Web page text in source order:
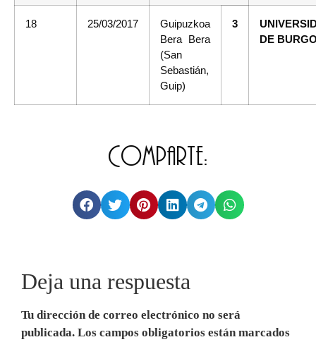
18 25/03/2017
Guipuzkoa
Bera Bera
(San
Sebastián,
Guip)
3
DE
Comparte:
Deja una respuesta
Tu dirección de correo electrónico no será
publicada. Los campos obligatorios están marcados